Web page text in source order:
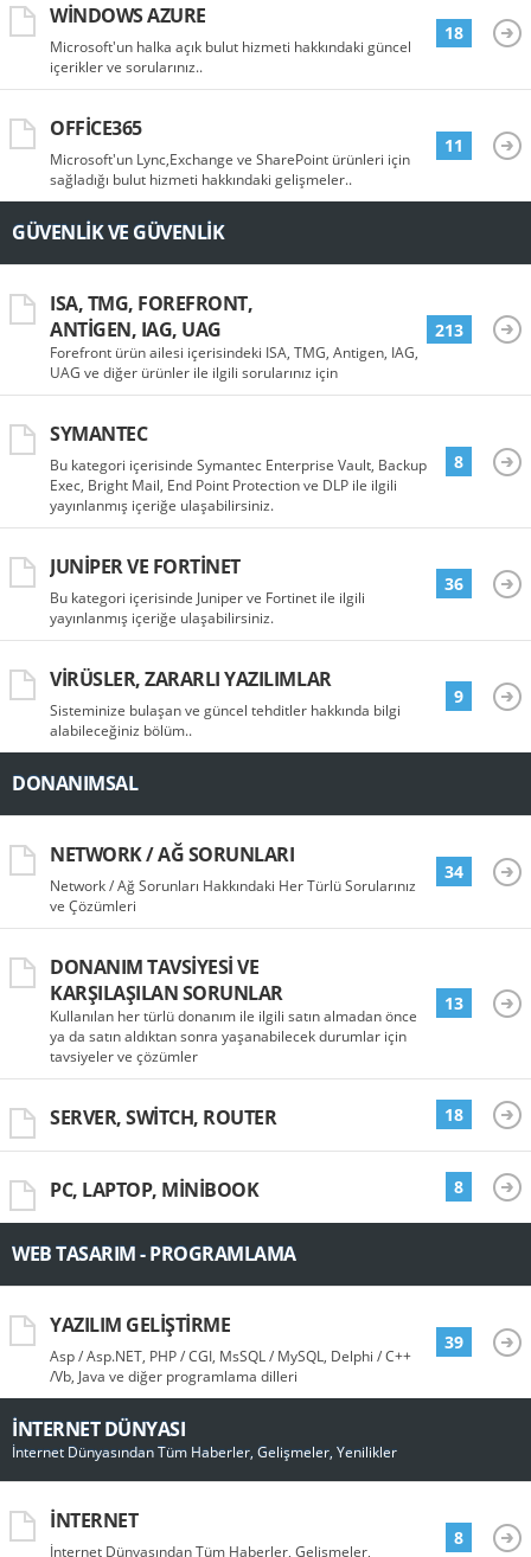
WINDOWS AZURE
Microsoft'un halka açık bulut hizmeti hakkındaki güncel
içerikler ve sorularınız..
18
OFFICE365
Microsoft'un Lync,Exchange ve SharePoint ürünleri için
sağladığı bulut hizmeti hakkındaki gelişmeler..
11
GÜVENLIK VE GÜVENLIK
ISA, TMG, FOREFRONT,
ANTIGEN, IAG, UAG
Forefront ürün ailesi içerisindeki ISA, TMG, Antigen, IAG,
UAG ve diğer ürünler ile ilgili sorularınız için
213
SYMANTEC
Bu kategori içerisinde Symantec Enterprise Vault, Backup
Exec, Bright Mail, End Point Protection ve DLP ile ilgili
yayınlanmış içeriğe ulaşabilirsiniz.
8
JUNIPER VE FORTINET
Bu kategori içerisinde Juniper ve Fortinet ile ilgili
yayınlanmış içeriğe ulaşabilirsiniz.
36
VIRÜSLER, ZARARLI YAZILIMLAR
Sisteminize bulaşan ve güncel tehditler hakkında bilgi
alabileceğiniz bölüm..
9
DONANIMSAL
NETWORK / AĞ SORUNLARI
Network / Ağ Sorunları Hakkındaki Her Türlü Sorularınız
ve Çözümleri
34
DONANIM TAVSIYESI VE
KARŞILAŞILAN SORUNLAR
Kullanılan her türlü donanım ile ilgili satın almadan önce
ya da satın aldıktan sonra yaşanabilecek durumlar için
tavsiyeler ve çözümler
13
SERVER, SWITCH, ROUTER 18
PC, LAPTOP, MINIBOOK 8
WEB TASARIM - PROGRAMLAMA
YAZILIM GELIŞTIRME
Asp / Asp.NET, PHP / CGI, MsSQL / MySQL, Delphi / C++
/Vb, Java ve diğer programlama dilleri
39
İNTERNET DÜNYASI
İnternet Dünyasından Tüm Haberler, Gelişmeler, Yenilikler
İNTERNET
İnternet Dünyasından Tüm Haberler, Gelişmeler,
8